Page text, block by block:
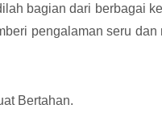
bagian dari berbagai
pengalaman seru
Bertahan.